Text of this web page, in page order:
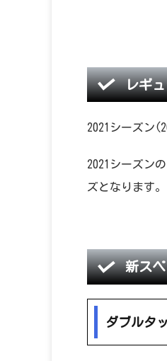
レギ
2021シーズン
2021シーズン
ズとなります。
新ス
ダブルタ